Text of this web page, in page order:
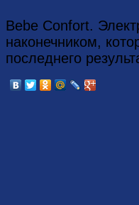
Bebe Confort.
наконечником,
последнего